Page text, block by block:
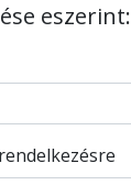
eszerint: